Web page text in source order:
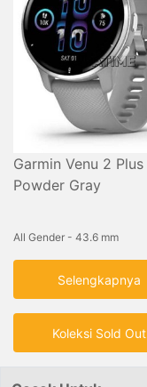
Garmin Venu 2 Plus
Powder Gray
All Gender - 43.6 mm
Selengkapnya
Koleksi Sold Out